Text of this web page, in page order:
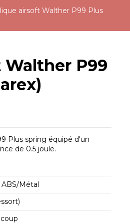
airsoft Walther P99 Plus
P99
Plus spring équipé d'un
de 0.5 joule.
Métal